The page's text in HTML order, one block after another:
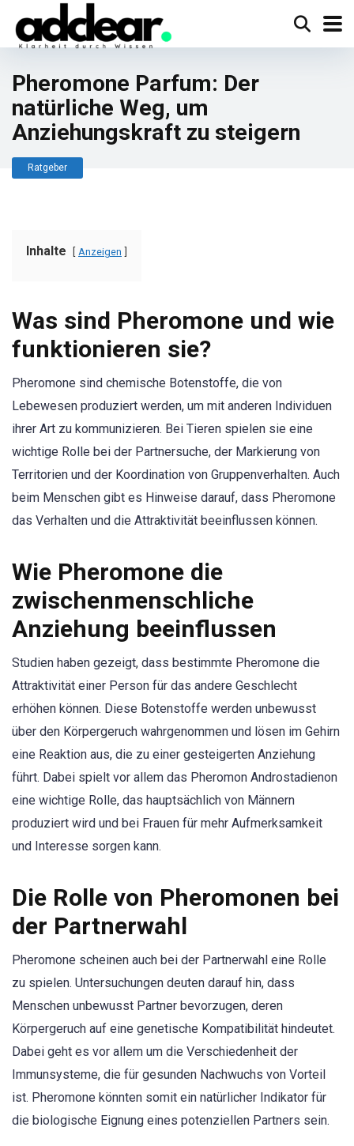
Pheromone Parfum: Der
natürliche Weg, um
Anziehungskraft zu steigern
Ratgeber
Inhalte Anzeigen
Was sind Pheromone und wie
funktionieren sie?
Pheromone sind chemische Botenstoffe, die von
Lebewesen produziert werden, um mit anderen Individuen
ihrer Art zu kommunizieren. Bei Tieren spielen sie eine
wichtige Rolle bei der Partnersuche, der Markierung von
Territorien und der Koordination von Gruppenverhalten. Auch
beim Menschen gibt es Hinweise darauf, dass Pheromone
das Verhalten und die Attraktivität beeinflussen können.
Wie Pheromone die
zwischenmenschliche
Anziehung beeinflussen
Studien haben gezeigt, dass bestimmte Pheromone die
Attraktivität einer Person für das andere Geschlecht
erhöhen können. Diese Botenstoffe werden unbewusst
über den Körpergeruch wahrgenommen und lösen im Gehirn
eine Reaktion aus, die zu einer gesteigerten Anziehung
führt. Dabei spielt vor allem das Pheromon Androstadienon
eine wichtige Rolle, das hauptsächlich von Männern
produziert wird und bei Frauen für mehr Aufmerksamkeit
und Interesse sorgen kann.
Die Rolle von Pheromonen bei
der Partnerwahl
Pheromone scheinen auch bei der Partnerwahl eine Rolle
zu spielen. Untersuchungen deuten darauf hin, dass
Menschen unbewusst Partner bevorzugen, deren
Körpergeruch auf eine genetische Kompatibilität hindeutet.
Dabei geht es vor allem um die Verschiedenheit der
Immunsysteme, die für gesunden Nachwuchs von Vorteil
ist. Pheromone könnten somit ein natürlicher Indikator für
die biologische Eignung eines potenziellen Partners sein.